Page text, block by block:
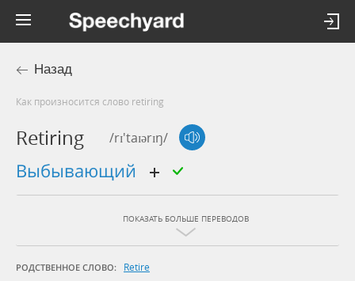
Назад
Как произносится слово retiring
Retiring /rɪ'taɪərɪŋ/
выбывающий
ПОКАЗАТЬ БОЛЬШЕ ПЕРЕВОДОВ
РОДСТВЕННОЕ СЛОВО: Retire